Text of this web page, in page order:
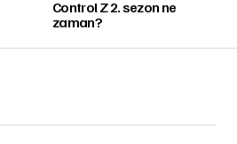
Control Z 2. sezon ne
zaman?